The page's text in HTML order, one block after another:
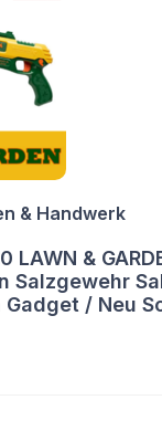
& Handwerk
LAWN &
Salzgewehr
/ Neu